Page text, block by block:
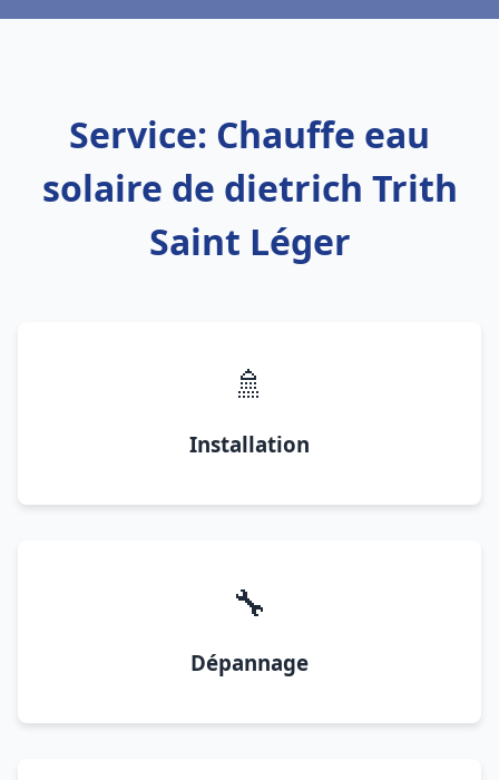
Service: Chauffe eau
solaire de dietrich Trith
Saint Léger
🚿
Installation
🔧
Dépannage